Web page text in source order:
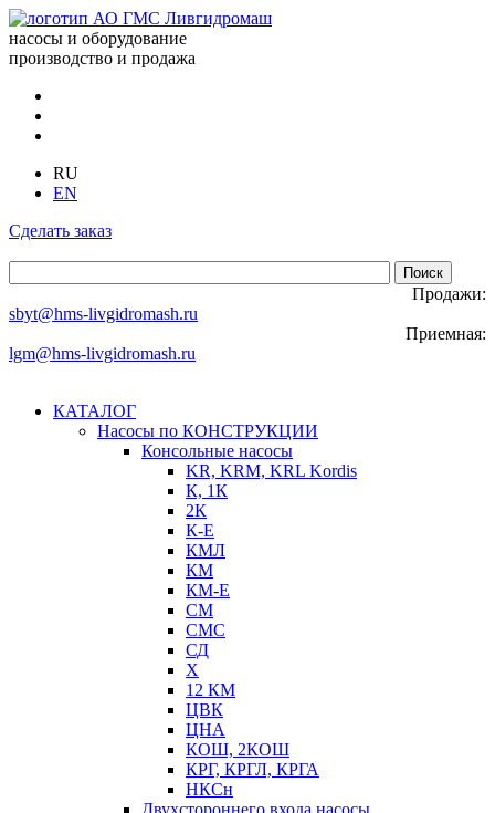
насосы и оборудование
производство и продажа
RU
EN
Сделать заказ
Продажи:
sbyt@hms-livgidromash.ru
Приемная:
lgm@hms-livgidromash.ru
КАТАЛОГ
Насосы по КОНСТРУКЦИИ
Консольные насосы
KR, KRM, KRL Kordis
К, 1К
2К
К-Е
КМЛ
КМ
КМ-Е
СМ
СМС
СД
Х
12 КМ
ЦВК
ЦНА
КОШ, 2КОШ
КРГ, КРГЛ, КРГА
НКСн
Двухстороннего входа насосы